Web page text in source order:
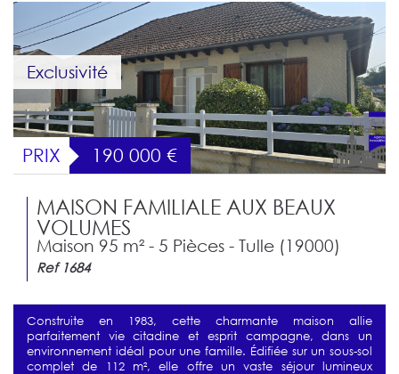
Exclusivité
PRIX 190 000 €
MAISON FAMILIALE AUX BEAUX
VOLUMES
Maison 95 m² - 5 Pièces - Tulle (19000)
Ref 1684
Construite en 1983, cette charmante maison allie
parfaitement vie citadine et esprit campagne, dans un
environnement idéal pour une famille. Édifiée sur un sous-sol
complet de 112 m², elle offre un vaste séjour lumineux